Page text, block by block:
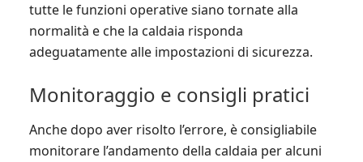
tutte le funzioni operative siano tornate alla
normalità e che la caldaia risponda
adeguatamente alle impostazioni di sicurezza.
Monitoraggio e consigli pratici
Anche dopo aver risolto l’errore, è consigliabile
monitorare l’andamento della caldaia per alcuni